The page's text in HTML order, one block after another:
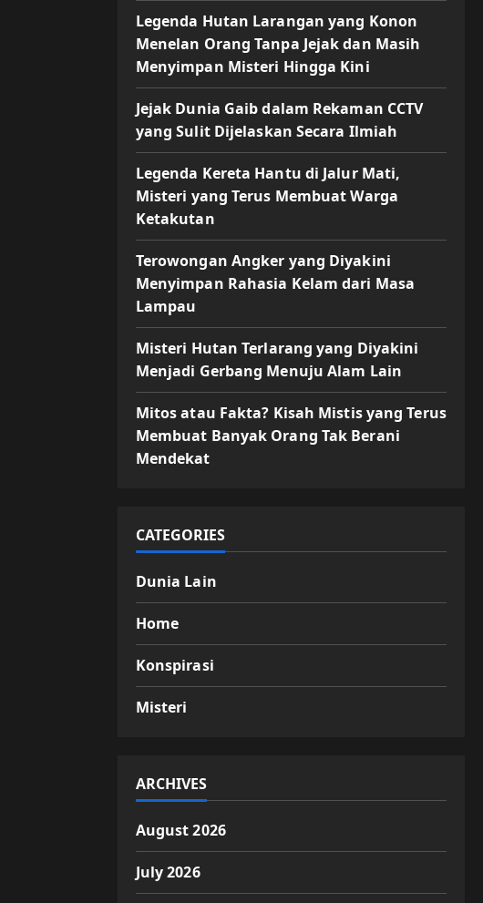
Legenda Hutan Larangan yang Konon
Menelan Orang Tanpa Jejak dan Masih
Menyimpan Misteri Hingga Kini
Jejak Dunia Gaib dalam Rekaman CCTV
yang Sulit Dijelaskan Secara Ilmiah
Legenda Kereta Hantu di Jalur Mati,
Misteri yang Terus Membuat Warga
Ketakutan
Terowongan Angker yang Diyakini
Menyimpan Rahasia Kelam dari Masa
Lampau
Misteri Hutan Terlarang yang Diyakini
Menjadi Gerbang Menuju Alam Lain
Mitos atau Fakta? Kisah Mistis yang Terus
Membuat Banyak Orang Tak Berani
Mendekat
CATEGORIES
Dunia Lain
Home
Konspirasi
Misteri
ARCHIVES
August 2026
July 2026